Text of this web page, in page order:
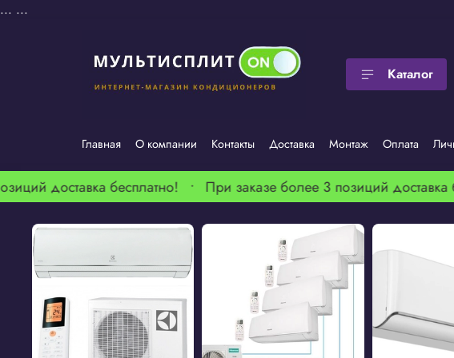
... ...
Каталог
Главная О компании Контакты Доставка Монтаж Оплата
доставка бесплатно! • При заказе более 3 позиций доставка